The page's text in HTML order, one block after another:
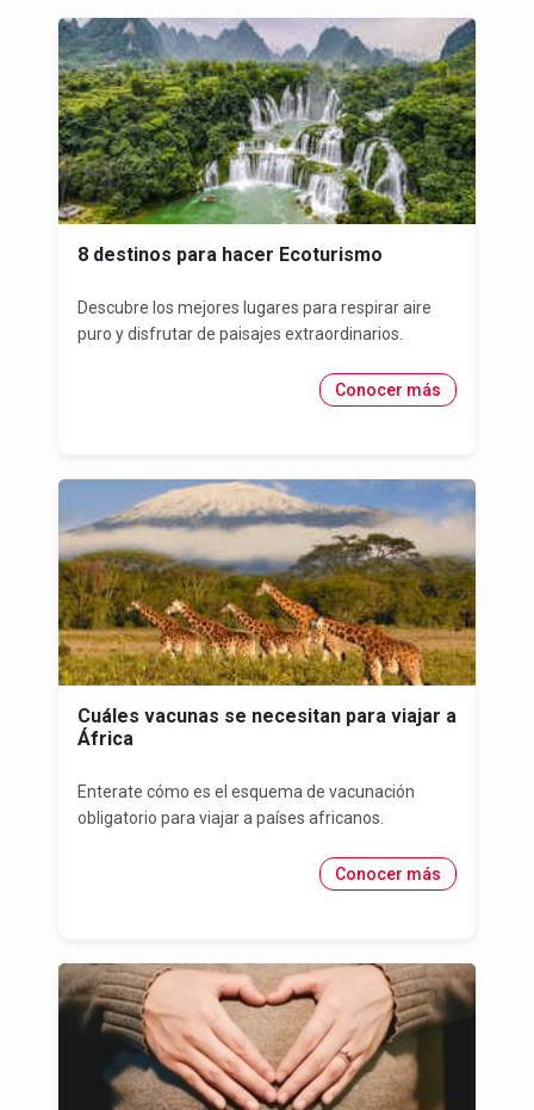
8 destinos para hacer Ecoturismo
Descubre los mejores lugares para respirar aire
puro y disfrutar de paisajes extraordinarios.
Conocer más
Cuáles vacunas se necesitan para viajar a
África
Enterate cómo es el esquema de vacunación
obligatorio para viajar a países africanos.
Conocer más